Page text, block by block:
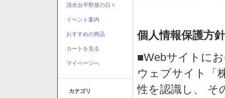
清水台平野屋の日々
イベント案内
おすすめの商品
カートを見る
マイページへ
カテゴリ
個人情報保護方針
■Webサイトに
ウェブサイト「
性を認識し、 そ